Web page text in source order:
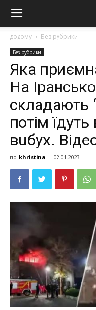
додому Без рубрики
Без рубрики
Яка
На
складають
потім
вuбух.
по khristina - 02.01.2023